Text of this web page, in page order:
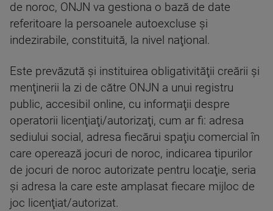
de noroc, ONJN va gestiona o bază de date
referitoare la persoanele autoexcluse şi
indezirabile, constituită, la nivel naţional.
Este prevăzută şi instituirea obligativităţii creării şi
menţinerii la zi de către ONJN a unui registru
public, accesibil online, cu informaţii despre
operatorii licenţiaţi/autorizaţi, cum ar fi: adresa
sediului social, adresa fiecărui spaţiu comercial în
care operează jocuri de noroc, indicarea tipurilor
de jocuri de noroc autorizate pentru locaţie, seria
şi adresa la care este amplasat fiecare mijloc de
joc licenţiat/autorizat.